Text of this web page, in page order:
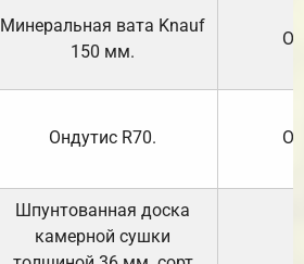
Минеральная вата Knauf
150 мм.
Ондутис R70.
Шпунтованная доска
камерной сушки